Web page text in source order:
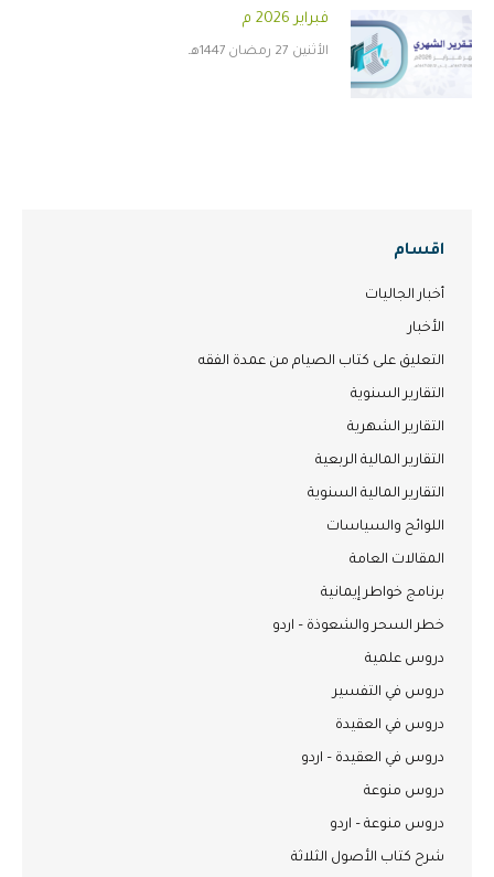
فبراير 2026 م
الأثنين 27 رمضان 1447هـ
اقسام
أخبار الجاليات
الأخبار
التعليق على كتاب الصيام من عمدة الفقه
التقارير السنوية
التقارير الشهرية
التقارير المالية الربعية
التقارير المالية السنوية
اللوائح والسياسات
المقالات العامة
برنامج خواطر إيمانية
خطر السحر والشعوذة – اردو
دروس علمية
دروس في التفسير
دروس في العقيدة
دروس في العقيدة – اردو
دروس منوعة
دروس منوعة – اردو
شرح كتاب الأصول الثلاثة